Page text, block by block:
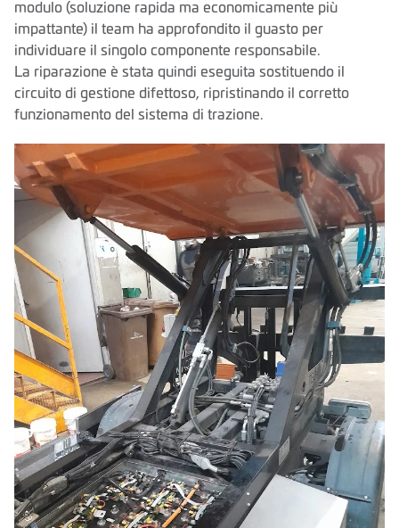
modulo (soluzione rapida ma economicamente più
impattante) il team ha approfondito il guasto per
individuare il singolo componente responsabile.
La riparazione è stata quindi eseguita sostituendo il
circuito di gestione difettoso, ripristinando il corretto
funzionamento del sistema di trazione.